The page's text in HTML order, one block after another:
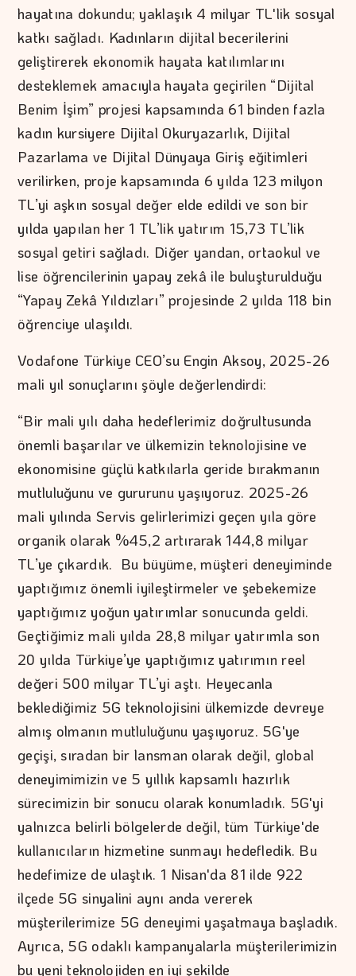
hayatına dokundu; yaklaşık 4 milyar TL'lik sosyal
katkı sağladı. Kadınların dijital becerilerini
geliştirerek ekonomik hayata katılımlarını
desteklemek amacıyla hayata geçirilen “Dijital
Benim İşim” projesi kapsamında 61 binden fazla
kadın kursiyere Dijital Okuryazarlık, Dijital
Pazarlama ve Dijital Dünyaya Giriş eğitimleri
verilirken, proje kapsamında 6 yılda 123 milyon
TL’yi aşkın sosyal değer elde edildi ve son bir
yılda yapılan her 1 TL’lik yatırım 15,73 TL’lik
sosyal getiri sağladı. Diğer yandan, ortaokul ve
lise öğrencilerinin yapay zekâ ile buluşturulduğu
“Yapay Zekâ Yıldızları” projesinde 2 yılda 118 bin
öğrenciye ulaşıldı.
Vodafone Türkiye CEO’su Engin Aksoy, 2025-26
mali yıl sonuçlarını şöyle değerlendirdi:
“Bir mali yılı daha hedeflerimiz doğrultusunda
önemli başarılar ve ülkemizin teknolojisine ve
ekonomisine güçlü katkılarla geride bırakmanın
mutluluğunu ve gururunu yaşıyoruz. 2025-26
mali yılında Servis gelirlerimizi geçen yıla göre
organik olarak %45,2 artırarak 144,8 milyar
TL’ye çıkardık. Bu büyüme, müşteri deneyiminde
yaptığımız önemli iyileştirmeler ve şebekemize
yaptığımız yoğun yatırımlar sonucunda geldi.
Geçtiğimiz mali yılda 28,8 milyar yatırımla son
20 yılda Türkiye’ye yaptığımız yatırımın reel
değeri 500 milyar TL’yi aştı. Heyecanla
beklediğimiz 5G teknolojisini ülkemizde devreye
almış olmanın mutluluğunu yaşıyoruz. 5G'ye
geçişi, sıradan bir lansman olarak değil, global
deneyimimizin ve 5 yıllık kapsamlı hazırlık
sürecimizin bir sonucu olarak konumladık. 5G'yi
yalnızca belirli bölgelerde değil, tüm Türkiye'de
kullanıcıların hizmetine sunmayı hedefledik. Bu
hedefimize de ulaştık. 1 Nisan'da 81 ilde 922
ilçede 5G sinyalini aynı anda vererek
müşterilerimize 5G deneyimi yaşatmaya başladık.
Ayrıca, 5G odaklı kampanyalarla müşterilerimizin
bu yeni teknolojiden en iyi şekilde